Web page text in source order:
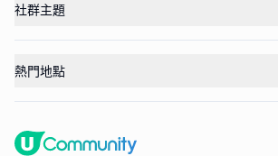
社群主題
熱門地點